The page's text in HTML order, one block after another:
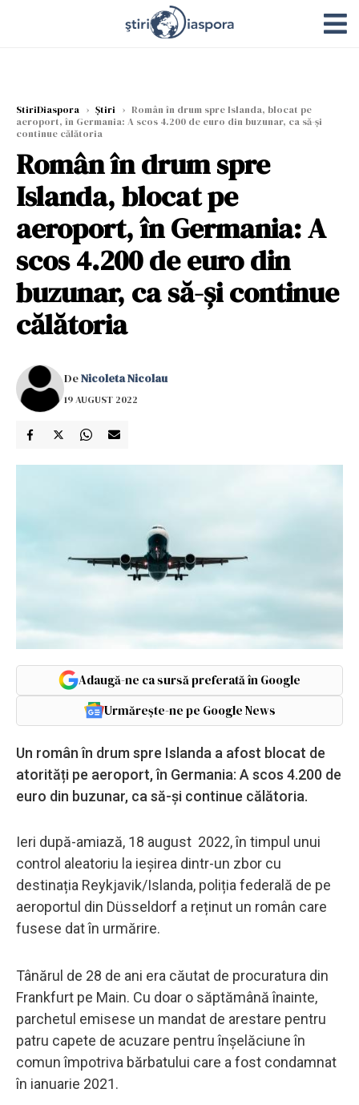
StiriDiaspora › Știri › Român în drum spre Islanda, blocat pe
aeroport, în Germania: A scos 4.200 de euro din buzunar, ca să-și
continue călătoria
Român în drum spre
Islanda, blocat pe
aeroport, în Germania: A
scos 4.200 de euro din
buzunar, ca să-și continue
călătoria
DeNicoleta Nicolau
19 AUGUST 2022
Adaugă-ne ca sursă preferată în Google
Urmărește-ne pe Google News
Un român în drum spre Islanda a afost blocat de
atorități pe aeroport, în Germania: A scos 4.200 de
euro din buzunar, ca să-și continue călătoria.
Ieri după-amiază, 18 august 2022, în timpul unui
control aleatoriu la ieșirea dintr-un zbor cu
destinația Reykjavik/Islanda, poliția federală de pe
aeroportul din Düsseldorf a reținut un român care
fusese dat în urmărire.
Tânărul de 28 de ani era căutat de procuratura din
Frankfurt pe Main. Cu doar o săptămână înainte,
parchetul emisese un mandat de arestare pentru
patru capete de acuzare pentru înșelăciune în
comun împotriva bărbatului care a fost condamnat
în ianuarie 2021.